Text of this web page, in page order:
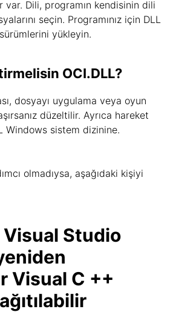
Dili, programın kendisinin dili
seçin. Programınız için DLL
yükleyin.
OCI.DLL?
dosyayı uygulama veya oyun
düzeltilir. Ayrıca hareket
Windows sistem dizinine.
olmadıysa, aşağıdaki kişiyi
Studio
Visual C ++